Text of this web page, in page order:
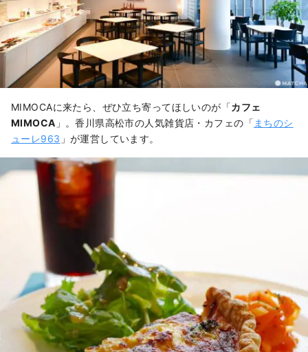
MIMOCAに来たら、ぜひ立ち寄ってほしいのが「カフェ
MIMOCA 」。香川県高松市の人気雑貨店・カフェの「 まちのシ
ューレ963 」が運営しています。